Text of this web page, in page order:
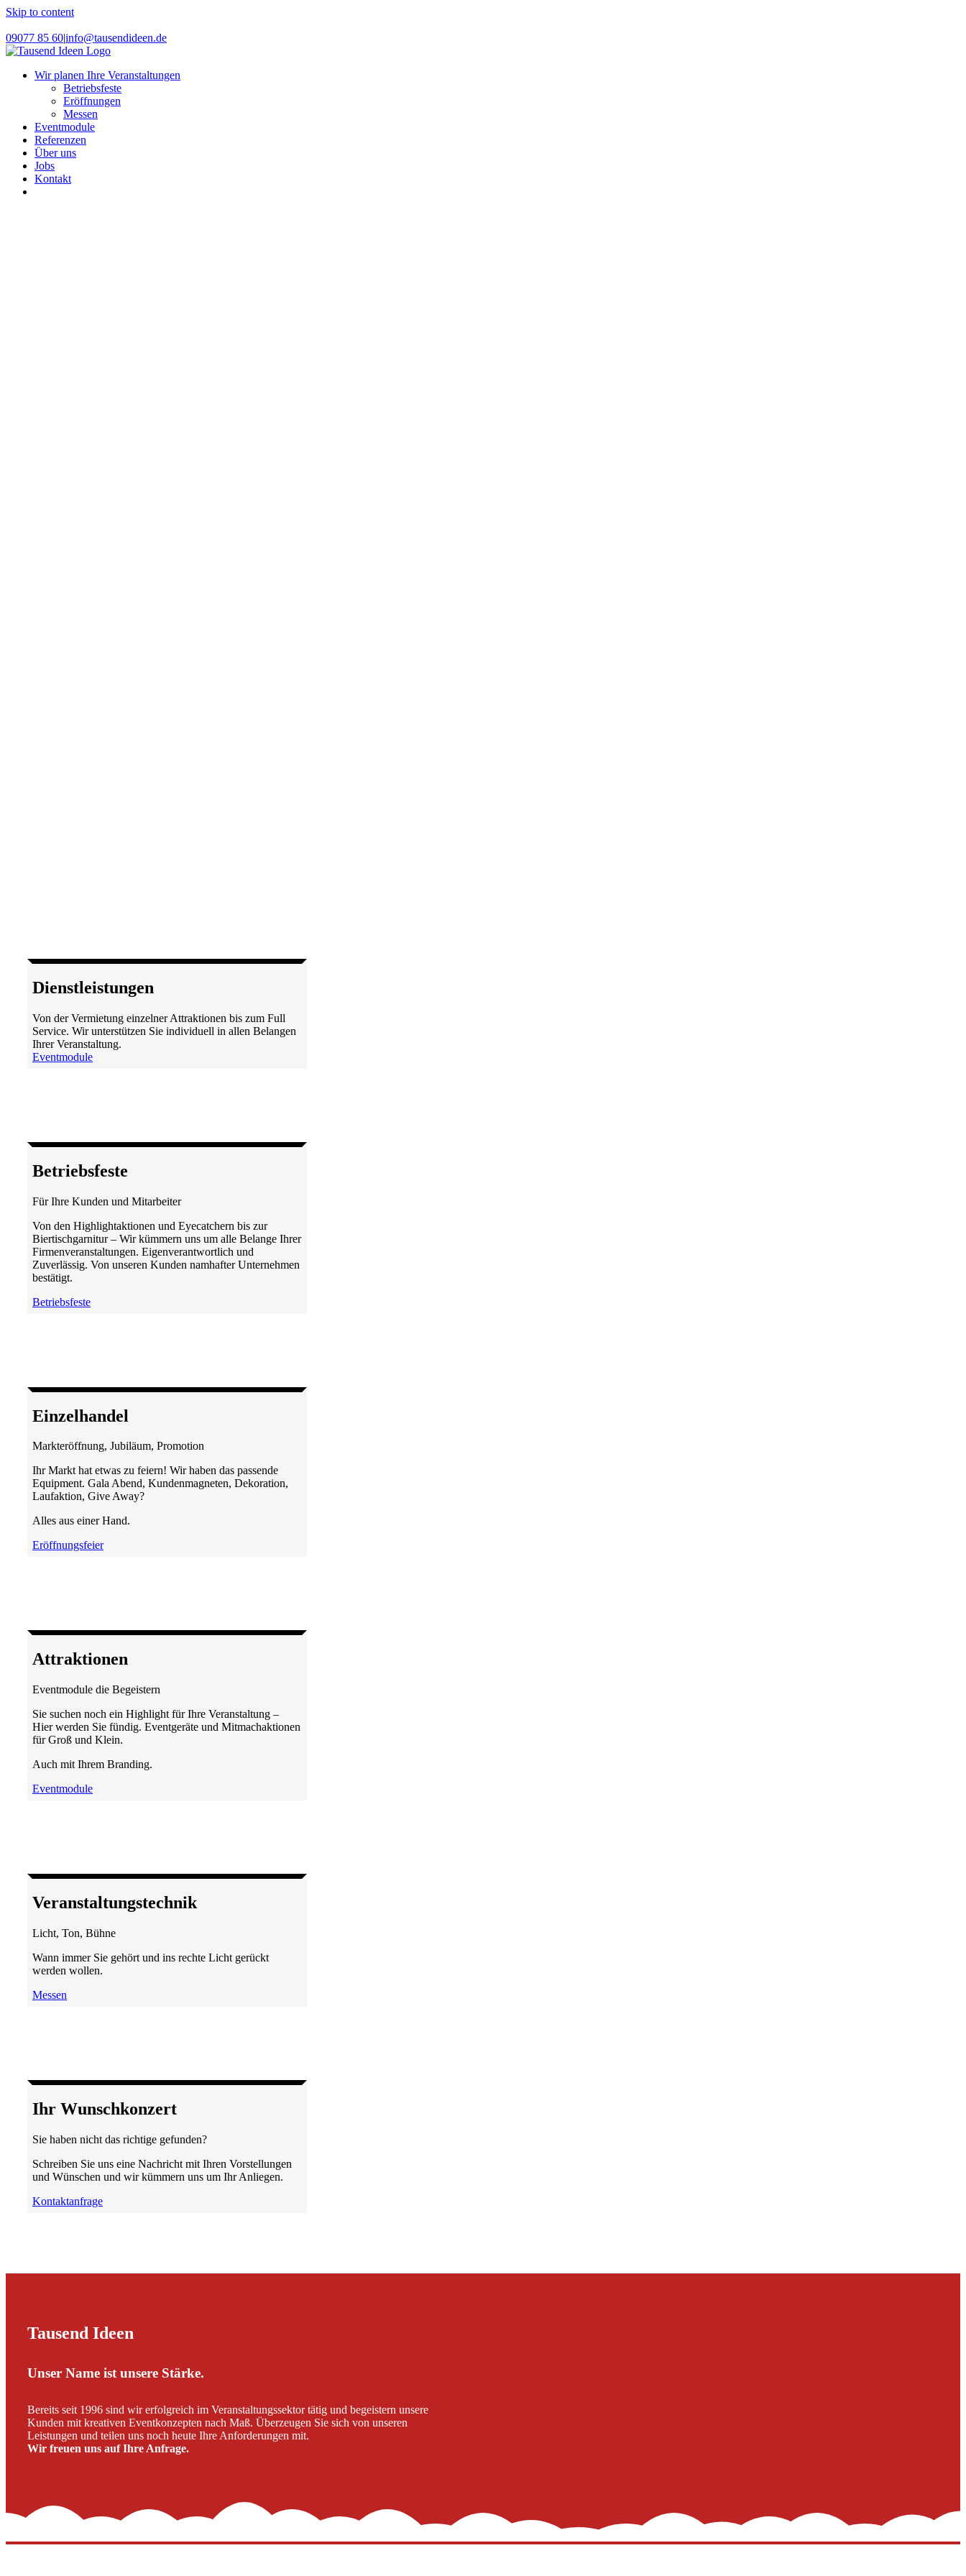
Skip to content
09077 85 60|info@tausendideen.de
Wir planen Ihre Veranstaltungen
Betriebsfeste
Eröffnungen
Messen
Eventmodule
Referenzen
Über uns
Jobs
Kontakt
Dienst­leistungen
Von der Vermietung einzelner Attraktionen bis zum Full
Service. Wir unterstützen Sie individuell in allen Belangen
Ihrer Veranstaltung.
Eventmodule
Betriebs­feste
Für Ihre Kunden und Mitarbeiter
Von den Highlightaktionen und Eyecatchern bis zur
Biertischgarnitur – Wir kümmern uns um alle Belange Ihrer
Firmenveranstaltungen. Eigenverantwortlich und
Zuverlässig. Von unseren Kunden namhafter Unternehmen
bestätigt.
Betriebsfeste
Einzel­handel
Markteröffnung, Jubiläum, Promotion
Ihr Markt hat etwas zu feiern! Wir haben das passende
Equipment. Gala Abend, Kundenmagneten, Dekoration,
Laufaktion, Give Away?
Alles aus einer Hand.
Eröffnungsfeier
Attrak­tionen
Eventmodule die Begeistern
Sie suchen noch ein Highlight für Ihre Veranstaltung –
Hier werden Sie fündig. Eventgeräte und Mitmachaktionen
für Groß und Klein.
Auch mit Ihrem Branding.
Eventmodule
Veran­staltungs­technik
Licht, Ton, Bühne
Wann immer Sie gehört und ins rechte Licht gerückt
werden wollen.
Messen
Ihr Wunsch­konzert
Sie haben nicht das richtige gefunden?
Schreiben Sie uns eine Nachricht mit Ihren Vorstellungen
und Wünschen und wir kümmern uns um Ihr Anliegen.
Kontaktanfrage
Tausend Ideen
Unser Name ist unsere Stärke.
Bereits seit 1996 sind wir erfolgreich im Veranstaltungssektor tätig und begeistern unsere
Kunden mit kreativen Eventkonzepten nach Maß. Überzeugen Sie sich von unseren
Leistungen und teilen uns noch heute Ihre Anforderungen mit.
Wir freuen uns auf Ihre Anfrage.